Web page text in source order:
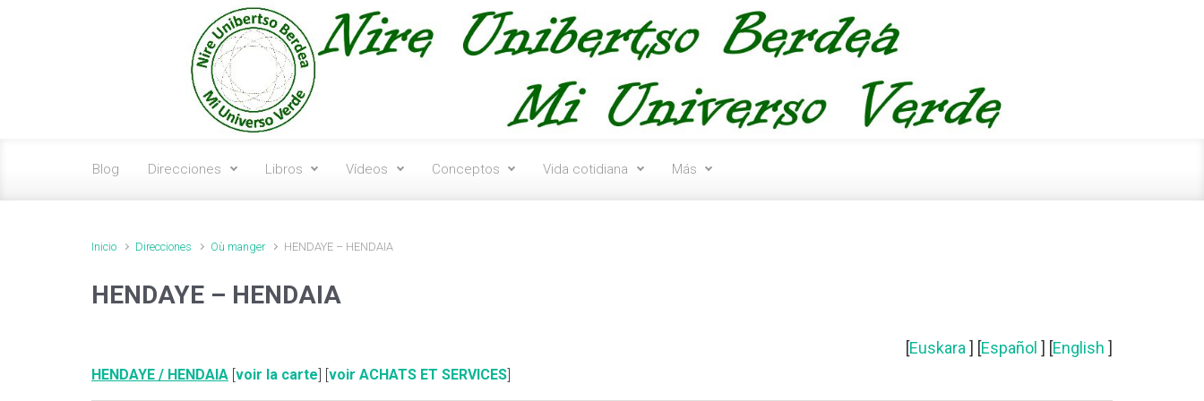
Blog Direcciones Libros Vídeos Conceptos Vida cotidiana Más
Inicio Direcciones Où manger HENDAYE – HENDAIA
HENDAYE – HENDAIA
[Euskara ] [Español ] [English ]
HENDAYE / HENDAIA [voir la carte] [voir ACHATS ET SERVICES]